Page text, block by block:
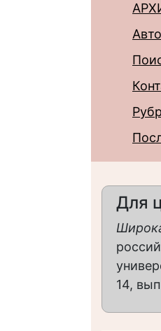
Для
14,